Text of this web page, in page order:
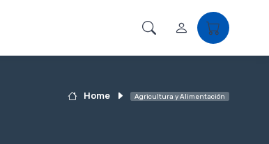
Home Agricultura y Alimentación